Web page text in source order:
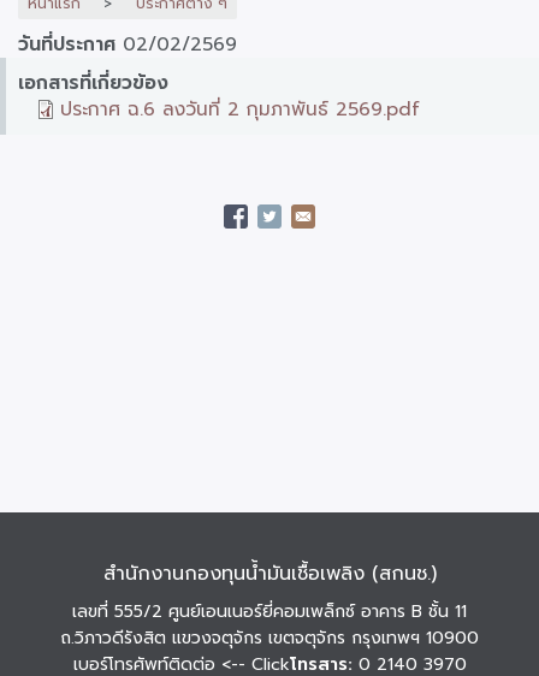
วันที่ประกาศ 02/02/2569
เอกสารที่เกี่ยวข้อง
ประกาศ ฉ.6 ลงวันที่ 2 กุมภาพันธ์ 2569.pdf
สำนักงานกองทุนน้ำมันเชื้อเพลิง (สกนช.)
เลขที่ 555/2 ศูนย์เอนเนอร์ยี่คอมเพล็กซ์ อาคาร B ชั้น 11
ถ.วิภาวดีรังสิต แขวงจตุจักร เขตจตุจักร กรุงเทพฯ 10900
เบอร์โทรศัพท์ติดต่อ <-- Clickโทรสาร: 0 2140 3970